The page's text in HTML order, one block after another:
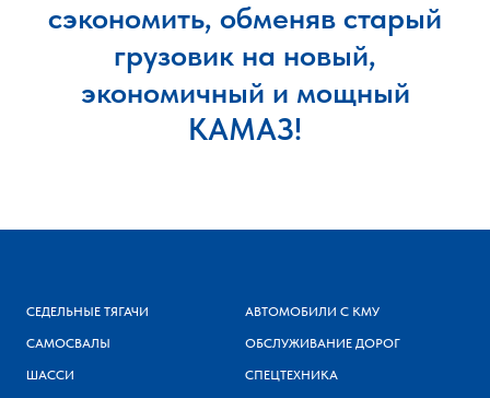
сэкономить, обменяв старый
грузовик на новый,
экономичный и мощный
КАМАЗ!
СЕДЕЛЬНЫЕ ТЯГАЧИ
САМОСВАЛЫ
ШАССИ
АВТОМОБИЛИ С КМУ
ОБСЛУЖИВАНИЕ ДОРОГ
СПЕЦТЕХНИКА